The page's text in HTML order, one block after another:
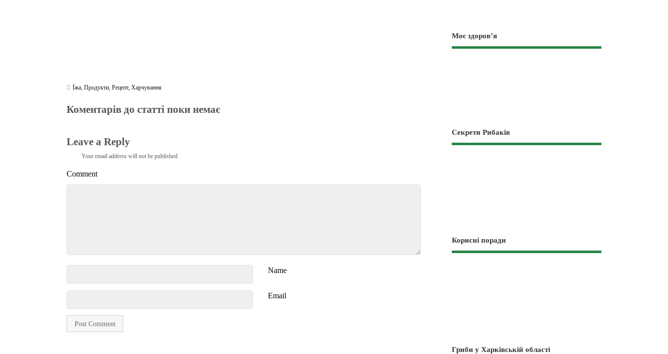
Їжа ,Продукти ,Рецепт,Харчування
Коментарів до статті поки немає
Leave a Reply
Your email address will not be published.
Comment
Name
Email
Моє здоров’я
Секрети Рибаків
Корисні поради
Гриби у Харківській області